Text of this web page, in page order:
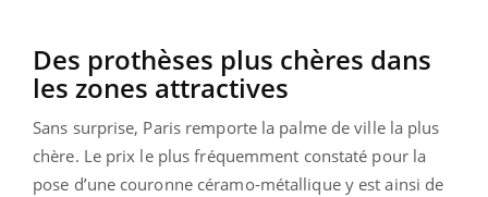
Des prothèses plus chères dans
les zones attractives
Sans surprise, Paris remporte la palme de ville la plus
chère. Le prix le plus fréquemment constaté pour la
pose d’une couronne céramo-métallique y est ainsi de